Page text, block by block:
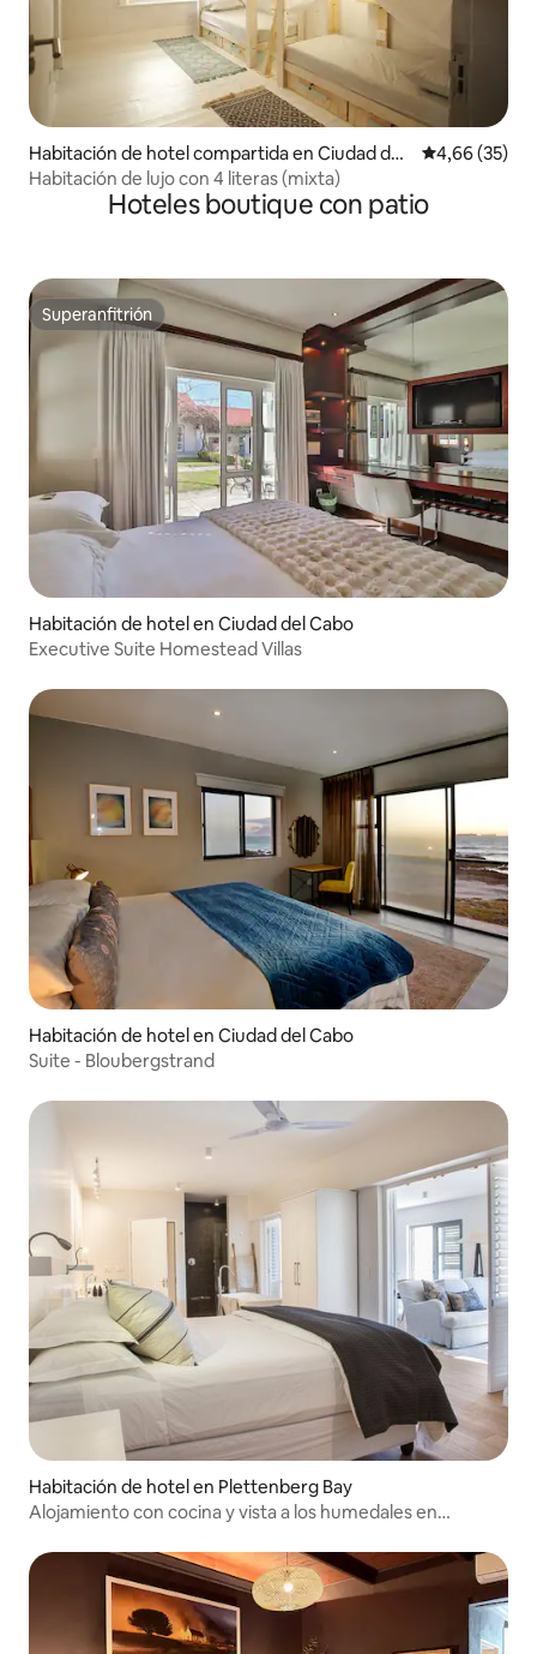
Habitación de hotel compartida en Ciudad del
Cabo
Calificación
4,66 (35)
Habitación de lujo con 4 literas (mixta)
Hoteles boutique con patio
Superanfitrión
Superanfitrión
Habitación de hotel en Ciudad del Cabo
Executive Suite Homestead Villas
Habitación de hotel en Ciudad del Cabo
Suite - Bloubergstrand
Habitación de hotel en Plettenberg Bay
Alojamiento con cocina y vista a los humedales en